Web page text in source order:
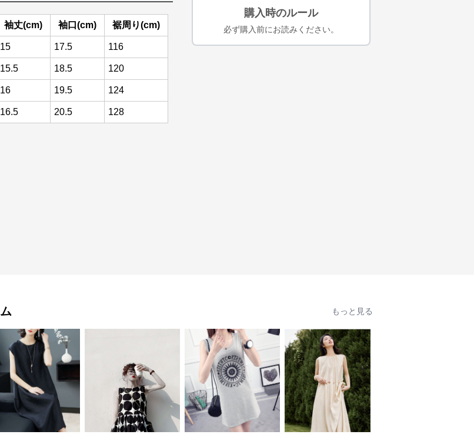
袖丈(cm) 袖口(cm) 裾周り(cm)
15 17.5 116
15.5 18.5 120
16 19.5 124
16.5 20.5 128
購入時のルール
必ず購入前にお読みください。
もっと見る